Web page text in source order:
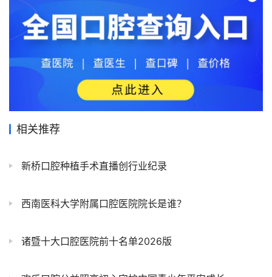
相关推荐
新桥口腔种植手术直播创行业纪录
西南医科大学附属口腔医院院长是谁？
诸暨十大口腔医院前十名单2026版